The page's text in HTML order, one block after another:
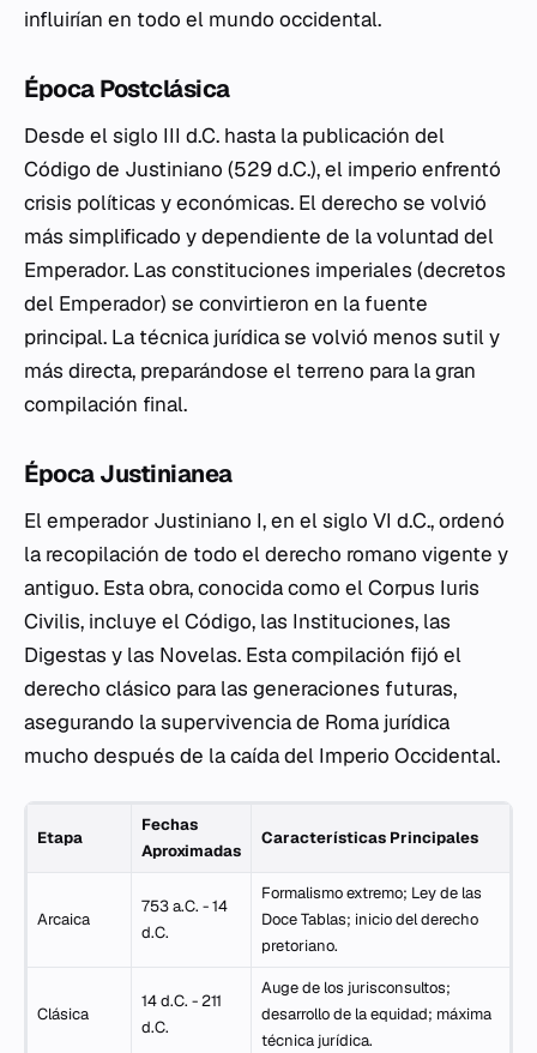
influirían en todo el mundo occidental.
Época Postclásica
Desde el siglo III d.C. hasta la publicación del
Código de Justiniano (529 d.C.), el imperio enfrentó
crisis políticas y económicas. El derecho se volvió
más simplificado y dependiente de la voluntad del
Emperador. Las constituciones imperiales (decretos
del Emperador) se convirtieron en la fuente
principal. La técnica jurídica se volvió menos sutil y
más directa, preparándose el terreno para la gran
compilación final.
Época Justinianea
El emperador Justiniano I, en el siglo VI d.C., ordenó
la recopilación de todo el derecho romano vigente y
antiguo. Esta obra, conocida como elCorpus Iuris
Civilis, incluye el Código, las Instituciones, las
Digestas y las Novelas. Esta compilación fijó el
derecho clásico para las generaciones futuras,
asegurando la supervivencia de Roma jurídica
mucho después de la caída del Imperio Occidental.
Etapa
Fechas
Aproximadas
Características Principales
Arcaica
753 a.C. - 14
d.C.
Formalismo extremo; Ley de las
Doce Tablas; inicio del derecho
pretoriano.
Clásica
14 d.C. - 211
d.C.
Auge de los jurisconsultos;
desarrollo de la equidad; máxima
técnica jurídica.